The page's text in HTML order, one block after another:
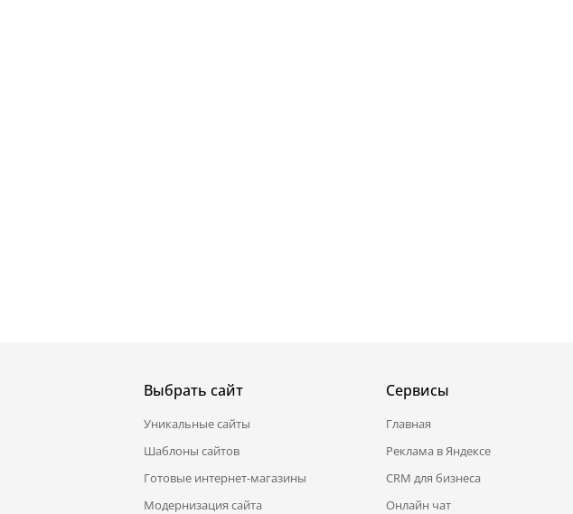
Выбрать сайт
Уникальные сайты
Шаблоны сайтов
Готовые интернет-магазины
Модернизация сайта
Сервисы
Главная
Реклама в Яндексе
CRM для бизнеса
Онлайн чат